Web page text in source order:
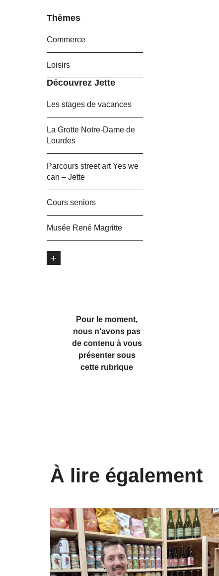
Thèmes
Commerce
Loisirs
Découvrez Jette
Les stages de vacances
La Grotte Notre-Dame de
Lourdes
Parcours street art Yes we
can – Jette
Cours seniors
Musée René Magritte
+
Pour le moment,
nous n‘avons pas
de contenu à vous
présenter sous
cette rubrique
À lire également